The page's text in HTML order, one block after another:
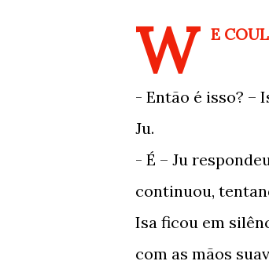
W E
- Então é isso? –
Ju.
- É – Ju
continuou,
Isa ficou em
com as mãos